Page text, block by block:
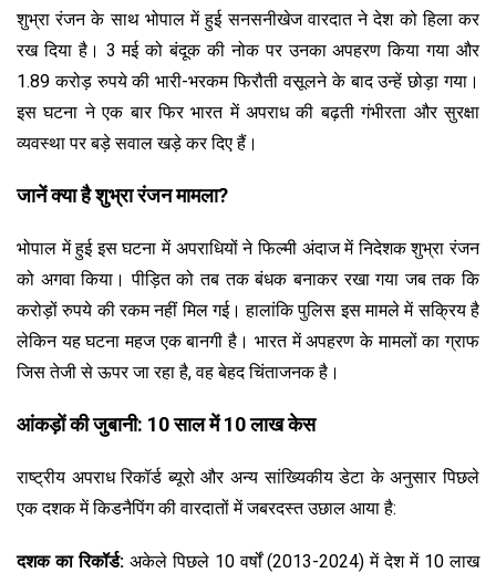
शुभ्रा रंजन के साथ भोपाल में हुई सनसनीखेज वारदात ने देश को हिला कर
रख दिया है। 3 मई को बंदूक की नोक पर उनका अपहरण किया गया और
1.89 करोड़ रुपये की भारी-भरकम फिरौती वसूलने के बाद उन्हें छोड़ा गया।
इस घटना ने एक बार फिर भारत में अपराध की बढ़ती गंभीरता और सुरक्षा
व्यवस्था पर बड़े सवाल खड़े कर दिए हैं।
जानें क्या है शुभ्रा रंजन मामला?
भोपाल में हुई इस घटना में अपराधियों ने फिल्मी अंदाज में निदेशक शुभ्रा रंजन
को अगवा किया। पीड़ित को तब तक बंधक बनाकर रखा गया जब तक कि
करोड़ों रुपये की रकम नहीं मिल गई। हालांकि पुलिस इस मामले में सक्रिय है
लेकिन यह घटना महज एक बानगी है। भारत में अपहरण के मामलों का ग्राफ
जिस तेजी से ऊपर जा रहा है, वह बेहद चिंताजनक है।
आंकड़ों की जुबानी: 10 साल में 10 लाख केस
राष्ट्रीय अपराध रिकॉर्ड ब्यूरो और अन्य सांख्यिकीय डेटा के अनुसार पिछले
एक दशक में किडनैपिंग की वारदातों में जबरदस्त उछाल आया है:
दशक का रिकॉर्ड: अकेले पिछले 10 वर्षों (2013-2024) में देश में 10 लाख